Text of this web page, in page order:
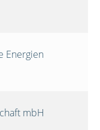
Energien
mbH